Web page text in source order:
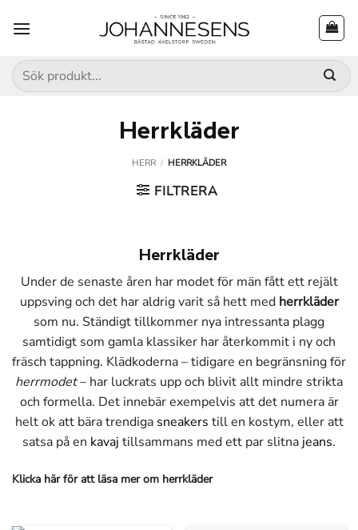
Sök
efter:
Herrkläder
HERR / HERRKLÄDER
FILTRERA
Herrkläder
Under de senaste åren har modet för män fått ett rejält
uppsving och det har aldrig varit så hett med herrkläder
som nu. Ständigt tillkommer nya intressanta plagg
samtidigt som gamla klassiker har återkommit i ny och
fräsch tappning. Klädkoderna – tidigare en begränsning för
herrmodet– har luckrats upp och blivit allt mindre strikta
och formella. Det innebär exempelvis att det numera är
helt ok att bära trendiga sneakers till en kostym, eller att
satsa på en kavaj tillsammans med ett par slitna jeans.
Klicka här för att läsa mer om herrkläder